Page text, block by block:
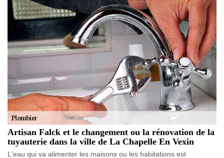
Artisan Falck et le changement ou la rénovation de la
tuyauterie dans la ville de La Chapelle En Vexin
L'eau qui va alimenter les maisons ou les habitations est